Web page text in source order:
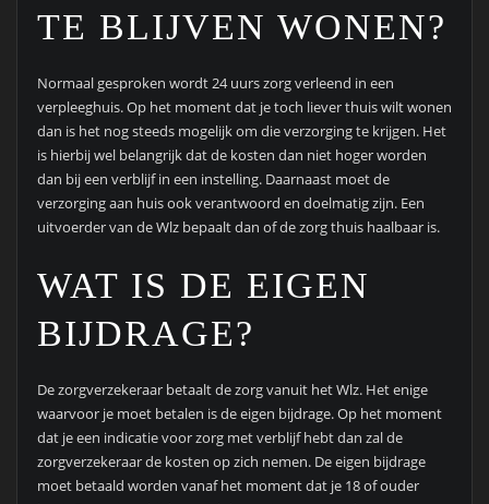
TE BLIJVEN WONEN?
Normaal gesproken wordt 24 uurs zorg verleend in een
verpleeghuis. Op het moment dat je toch liever thuis wilt wonen
dan is het nog steeds mogelijk om die verzorging te krijgen. Het
is hierbij wel belangrijk dat de kosten dan niet hoger worden
dan bij een verblijf in een instelling. Daarnaast moet de
verzorging aan huis ook verantwoord en doelmatig zijn. Een
uitvoerder van de Wlz bepaalt dan of de zorg thuis haalbaar is.
WAT IS DE EIGEN
BIJDRAGE?
De zorgverzekeraar betaalt de zorg vanuit het Wlz. Het enige
waarvoor je moet betalen is de eigen bijdrage. Op het moment
dat je een indicatie voor zorg met verblijf hebt dan zal de
zorgverzekeraar de kosten op zich nemen. De eigen bijdrage
moet betaald worden vanaf het moment dat je 18 of ouder